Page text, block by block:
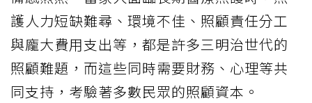
護人力短缺難尋、環境不佳、照顧責任分工
與龐大費用支出等，都是許多三明治世代的
照顧難題，而這些同時需要財務、心理等共
同支持，考驗著多數民眾的照顧資本。